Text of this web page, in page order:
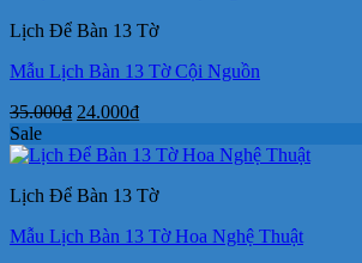
24.000₫.
Lịch Để Bàn 13 Tờ
Mẫu Lịch Bàn 13 Tờ Cội Nguồn
35.000₫ Giá
là:
24.000₫Giá
tại
24.000₫.
Sale
Lịch Để Bàn 13 Tờ
Mẫu Lịch Bàn 13 Tờ Hoa Nghệ Thuật